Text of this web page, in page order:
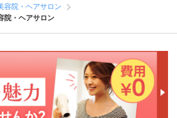
容院・ヘアサロン
院・ヘアサロン